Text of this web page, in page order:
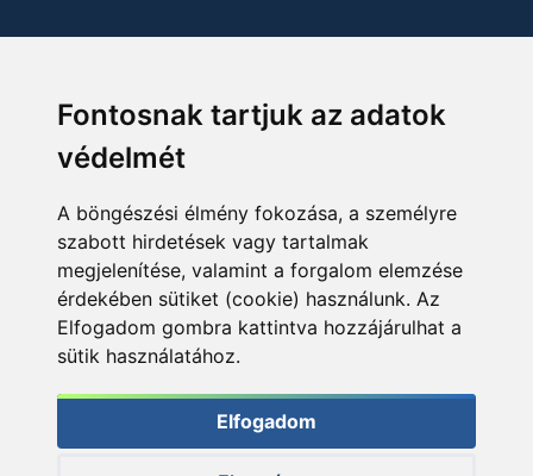
Fontosnak tartjuk az adatok
védelmét
A böngészési élmény fokozása, a személyre
szabott hirdetések vagy tartalmak
megjelenítése, valamint a forgalom elemzése
érdekében sütiket (cookie) használunk. Az
Elfogadom gombra kattintva hozzájárulhat a
sütik használatához.
Elfogadom